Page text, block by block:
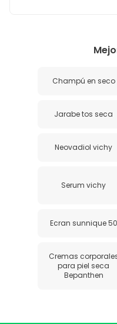
Champú en seco
Jarabe tos seca
Neovadiol vichy
Serum vichy
Ecran sunnique 50
Cremas
para piel seca
Bepanthen